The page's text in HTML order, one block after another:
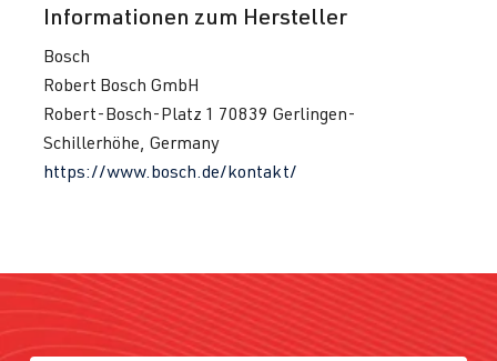
Informationen zum Hersteller
Bosch
Robert Bosch GmbH
Robert-Bosch-Platz 1 70839 Gerlingen-
Schillerhöhe, Germany
https://www.bosch.de/kontakt/